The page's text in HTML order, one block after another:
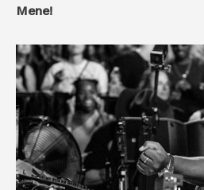
Mene!